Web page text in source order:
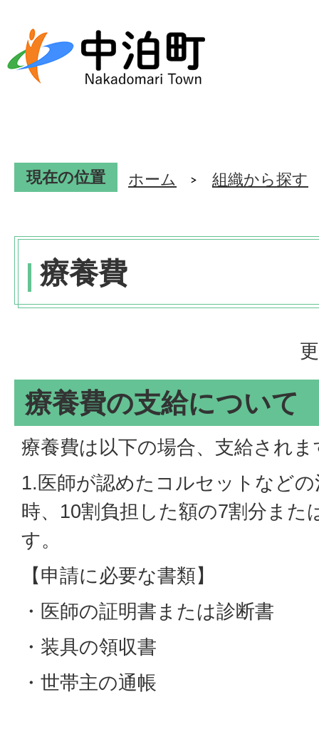
現在の位置 ホーム 組織から探す
療養費
療養費の支給について
療養費は以下の場合、支給されま
1.医師が認めたコルセットなど
時、10割負担した額の7割分また
す。
【申請に必要な書類】
・医師の証明書または診断書
・装具の領収書
・世帯主の通帳